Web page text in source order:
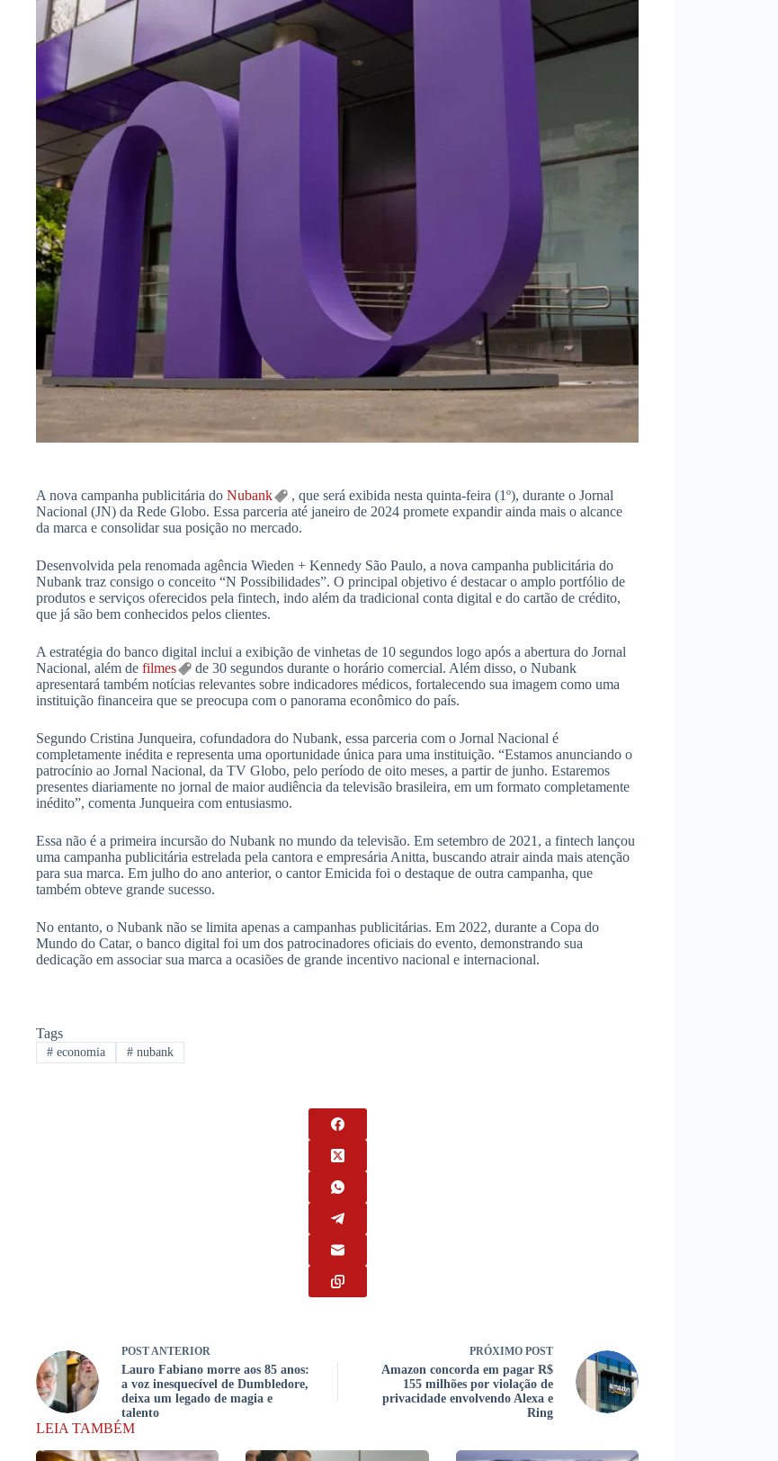
A nova campanha publicitária do Nubank
, que será exibida nesta quinta-feira (1º), durante o Jornal
Nacional (JN) da Rede Globo. Essa parceria até janeiro de 2024 promete expandir ainda mais o alcance
da marca e consolidar sua posição no mercado.
Desenvolvida pela renomada agência Wieden + Kennedy São Paulo, a nova campanha publicitária do
Nubank traz consigo o conceito “N Possibilidades”. O principal objetivo é destacar o amplo portfólio de
produtos e serviços oferecidos pela fintech, indo além da tradicional conta digital e do cartão de crédito,
que já são bem conhecidos pelos clientes.
A estratégia do banco digital inclui a exibição de vinhetas de 10 segundos logo após a abertura do Jornal
Nacional, além de filmes
de 30 segundos durante o horário comercial. Além disso, o Nubank
apresentará também notícias relevantes sobre indicadores médicos, fortalecendo sua imagem como uma
instituição financeira que se preocupa com o panorama econômico do país.
Segundo Cristina Junqueira, cofundadora do Nubank, essa parceria com o Jornal Nacional é
completamente inédita e representa uma oportunidade única para uma instituição. “Estamos anunciando o
patrocínio ao Jornal Nacional, da TV Globo, pelo período de oito meses, a partir de junho. Estaremos
presentes diariamente no jornal de maior audiência da televisão brasileira, em um formato completamente
inédito”, comenta Junqueira com entusiasmo.
Essa não é a primeira incursão do Nubank no mundo da televisão. Em setembro de 2021, a fintech lançou
uma campanha publicitária estrelada pela cantora e empresária Anitta, buscando atrair ainda mais atenção
para sua marca. Em julho do ano anterior, o cantor Emicida foi o destaque de outra campanha, que
também obteve grande sucesso.
No entanto, o Nubank não se limita apenas a campanhas publicitárias. Em 2022, durante a Copa do
Mundo do Catar, o banco digital foi um dos patrocinadores oficiais do evento, demonstrando sua
dedicação em associar sua marca a ocasiões de grande incentivo nacional e internacional.
Tags
#economia #nubank
POSTANTERIOR
Lauro Fabiano morre aos 85 anos:
a voz inesquecível de Dumbledore,
deixa um legado de magia e
talento
PRÓXIMO POST
Amazon concorda em pagar R$
155 milhões por violação de
privacidade envolvendo Alexa e
Ring
LEIA TAMBÉM